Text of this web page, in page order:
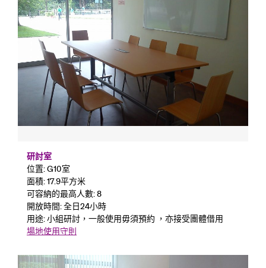
研討室
位置: G10室
面積: 17.9平方米
可容納的最高人數: 8
開放時間: 全日24小時
用途: 小組研討，一般使用毋須預約 ，亦接受團體借用
場地使用守則